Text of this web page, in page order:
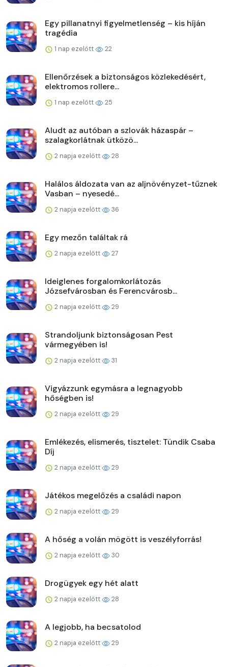
Egy pillanatnyi figyelmetlenség – kis híján
tragédia
1 nap ezelőtt 22
Ellenőrzések a biztonságos közlekedésért,
elektromos rollere...
1 nap ezelőtt 25
Aludt az autóban a szlovák házaspár –
szalagkorlátnak ütközö...
2 napja ezelőtt 28
Halálos áldozata van az aljnövényzet-tűznek
Vasban – nyesedé...
2 napja ezelőtt 36
Egy mezőn találtak rá
2 napja ezelőtt 27
Ideiglenes forgalomkorlátozás
Józsefvárosban és Ferencvárosb...
2 napja ezelőtt 29
Strandoljunk biztonságosan Pest
vármegyében is!
2 napja ezelőtt 31
Vigyázzunk egymásra a legnagyobb
hőségben is!
2 napja ezelőtt 29
Emlékezés, elismerés, tisztelet: Tündik Csaba
Díj
2 napja ezelőtt 29
Játékos megelőzés a családi napon
2 napja ezelőtt 29
A hőség a volán mögött is veszélyforrás!
2 napja ezelőtt 30
Drogügyek egy hét alatt
2 napja ezelőtt 28
A legjobb, ha becsatolod
2 napja ezelőtt 29